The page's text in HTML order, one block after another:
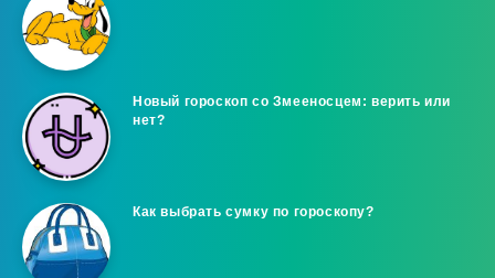
Новый гороскоп со Змееносцем: верить или
нет?
Как выбрать сумку по гороскопу?